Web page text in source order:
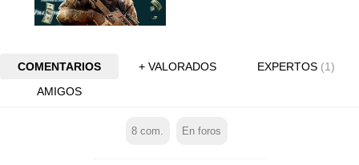
COMENTARIOS + VALORADOS EXPERTOS (1)
AMIGOS
8 com. En foros